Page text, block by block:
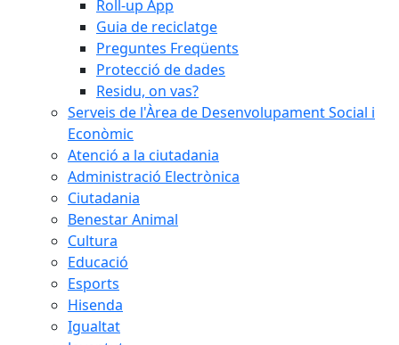
Roll-up App
Guia de reciclatge
Preguntes Freqüents
Protecció de dades
Residu, on vas?
Serveis de l'Àrea de Desenvolupament Social i
Econòmic
Atenció a la ciutadania
Administració Electrònica
Ciutadania
Benestar Animal
Cultura
Educació
Esports
Hisenda
Igualtat